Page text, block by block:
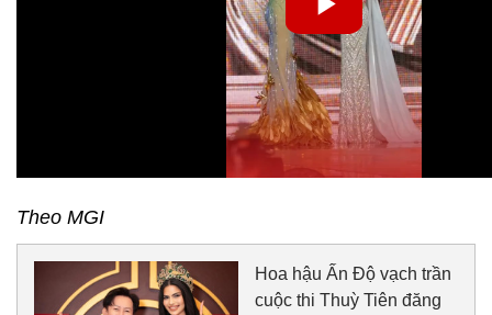
Theo MGI
Hoa hậu Ấn Độ vạch trần
cuộc thi Thuỳ Tiên đăng